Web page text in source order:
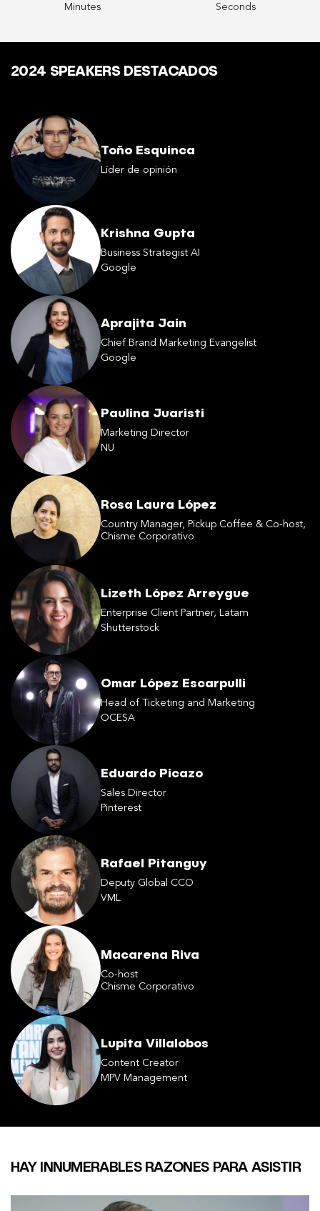
Minutes Seconds
2024 SPEAKERS DESTACADOS
Toño Esquinca
Líder de opinión
Krishna Gupta
Business Strategist AI
Google
Aprajita Jain
Chief Brand Marketing Evangelist
Google
Paulina Juaristi
Marketing Director
NU
Rosa Laura López
Country Manager, Pickup Coffee & Co-host,
Chisme Corporativo
Lizeth López Arreygue
Enterprise Client Partner, Latam
Shutterstock
Omar López Escarpulli
Head of Ticketing and Marketing
OCESA
Eduardo Picazo
Sales Director
Pinterest
Rafael Pitanguy
Deputy Global CCO
VML
Macarena Riva
Co-host
Chisme Corporativo
Lupita Villalobos
Content Creator
MPV Management
HAY INNUMERABLES RAZONES PARA ASISTIR